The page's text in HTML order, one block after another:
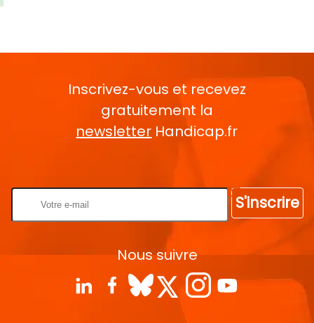
Inscrivez-vous et recevez
gratuitement la
newsletter Handicap.fr
S'inscrire
Nous suivre